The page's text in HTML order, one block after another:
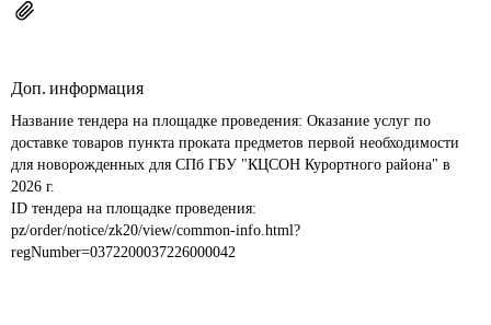
Доп. информация
Название тендера на площадке проведения: Оказание услуг по
доставке товаров пункта проката предметов первой необходимости
для новорожденных для СПб ГБУ "КЦСОН Курортного района" в
2026 г.
ID тендера на площадке проведения:
pz/order/notice/zk20/view/common-info.html?
regNumber=0372200037226000042